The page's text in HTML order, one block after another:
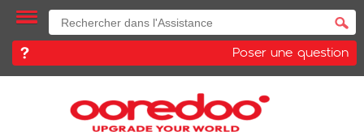
Poser une question